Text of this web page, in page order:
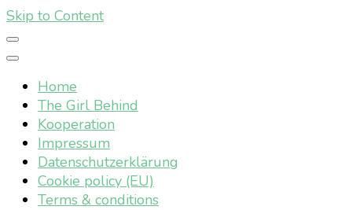
Skip to Content
Home
The Girl Behind
Kooperation
Impressum
Datenschutzerklärung
Cookie policy (EU)
Terms & conditions